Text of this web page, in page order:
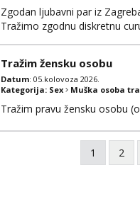
Zgodan ljubavni par iz
Tražimo zgodnu diskretnu
Tražim žensku osobu
Datum: 05.kolovoza 2026.
Kategorija: Sex Muška osoba
Tražim pravu žensku osobu
1 2